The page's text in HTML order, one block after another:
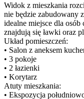
Widok z mieszkania
nie będzie zabudowany
idealne miejsce dla
znajdują się ławki oraz
Układ pomieszczeń:
• Salon z aneksem
• 3 pokoje
• 2 łazienki
• Korytarz
Atuty mieszkania:
• Ekspozycja